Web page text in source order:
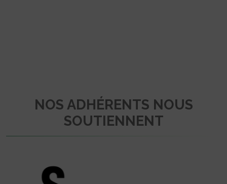
NOS ADHÉRENTS NOUS
SOUTIENNENT